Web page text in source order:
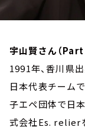
宇山賢さん（Part
1991年、香川県
日本代表チーム
子エペ団体で日
式会社Es. relier